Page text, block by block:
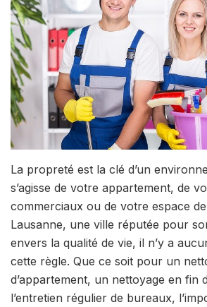
La propreté est la clé d’un
s’agisse de votre appartement, de
commerciaux ou de votre espace
Lausanne, une ville réputée pour
envers la qualité de vie, il n’y a
cette règle. Que ce soit pour un
d’appartement, un nettoyage en fin
l’entretien régulier de bureaux,